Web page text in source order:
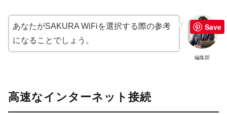
編集部
あなたがSAKURA WiFiを選択する際の参考
になることでしょう。
高速なインターネット接続
Save